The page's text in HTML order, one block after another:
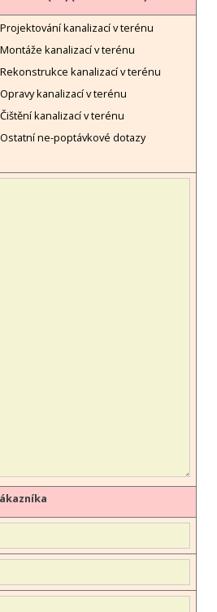
Projektování kanalizací v terénu
Montáže kanalizací v terénu
Rekonstrukce kanalizací v terénu
Opravy kanalizací v terénu
Čištění kanalizací v terénu
Ostatní ne-poptávkové dotazy